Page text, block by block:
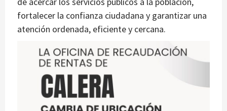
fortalecer la confianza ciudadana y garantizar una
atención ordenada, eficiente y cercana.